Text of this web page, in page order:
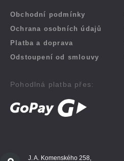
Obchodní podmínky
Ochrana osobních údajů
Platba a doprava
Odstoupení od smlouvy
Pohodlná platba přes:
J. A. Komenského 258,